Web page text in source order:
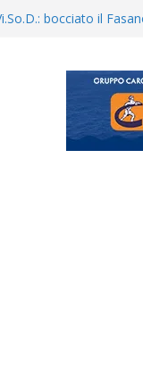
il progetto Messina.
e Kamarat restano
Coriano. Speranze
non molla: “Pronti